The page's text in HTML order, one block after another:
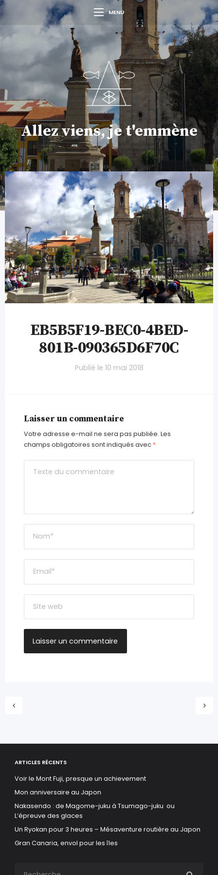
MENU
Allez viens, je t'emmène
EB5B5F19-BEC0-4BED-
801B-090365D6F70C
Publié le 10 mai 2018
Laisser un commentaire
Votre adresse e-mail ne sera pas publiée. Les
champs obligatoires sont indiqués avec *
ARTICLES RÉCENTS
Voir le Mont Fuji, presque un achievement
Mon anniversaire au Japon
Nakasendo : de Magome-juku à Tsumago-juku ou
L’épreuve des glaces
Un Ryokan pour 3 heures – Mésaventure routière au Japon
Gran Canaria, envol pour les îles